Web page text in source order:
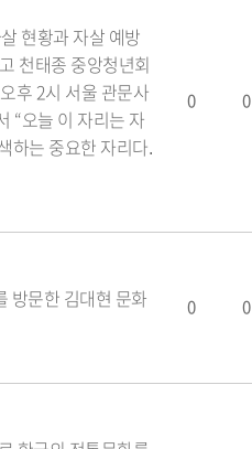
현황과 자살 예방
천태종 중앙청년회
후 2시 서울 관문사
“오늘 이 자리는 자
하는 중요한 자리다.
0 0
방문한 김대현 문화
0 0